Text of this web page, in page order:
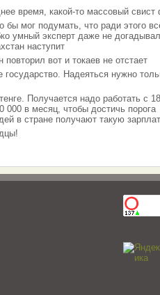
время, какой-то массовый свист
мог подумать, что ради этого
умный эксперт даже не
наступит
вот и токаев не отстает
Надеяться нужно
Получается надо работать с
000 в месяц, чтобы достичь порога
в стране получают такую